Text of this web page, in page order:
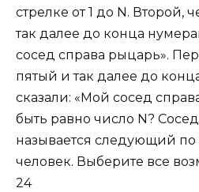
стрелке от 1 до N. Второй,
так далее до конца
сосед справа рыцарь».
пятый и так далее до
сказали: «Мой сосед
быть равно число N?
называется следующий по
человек. Выберите все
24